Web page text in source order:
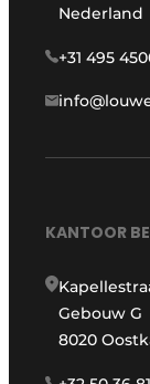
Nederland
+31 495
KANTOOR
Gebouw G
8020